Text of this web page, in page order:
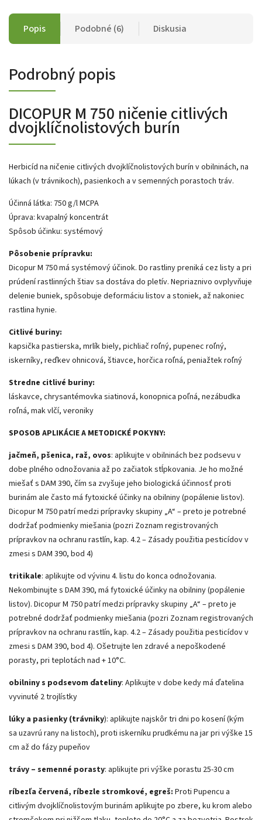
Popis Podobné (6) Diskusia
Podrobný popis
DICOPUR M 750 ničenie citlivých
dvojklíčnolistových burín
Herbicíd na ničenie citlivých dvojklíčnolistových burín v obilninách, na
lúkach (v trávnikoch), pasienkoch a v semenných porastoch tráv.
Účinná látka: 750 g/l MCPA
Úprava: kvapalný koncentrát
Spôsob účinku: systémový
Pôsobenie prípravku:
Dicopur M 750 má systémový účinok. Do rastliny preniká cez listy a pri
prúdení rastlinných štiav sa dostáva do pletív. Nepriaznivo ovplyvňuje
delenie buniek, spôsobuje deformáciu listov a stoniek, až nakoniec
rastlina hynie.
Citlivé buriny:
kapsička pastierska, mrlík biely, pichliač roľný, pupenec roľný,
iskerníky, reďkev ohnicová, štiavce, horčica roľná, peniažtek roľný
Stredne citlivé buriny:
láskavce, chrysantémovka siatinová, konopnica poľná, nezábudka
roľná, mak vlčí, veroniky
SPOSOB APLIKÁCIE A METODICKÉ POKYNY:
jačmeň, pšenica, raž, ovos: aplikujte v obilninách bez podsevu v
dobe plného odnožovania až po začiatok stĺpkovania. Je ho možné
miešať s DAM 390, čím sa zvyšuje jeho biologická účinnosť proti
burinám ale často má fytoxické účinky na obilniny (popálenie listov).
Dicopur M 750 patrí medzi prípravky skupiny „A“ – preto je potrebné
dodržať podmienky miešania (pozri Zoznam registrovaných
prípravkov na ochranu rastlín, kap. 4.2 – Zásady použitia pesticídov v
zmesi s DAM 390, bod 4)
tritikale: aplikujte od vývinu 4. listu do konca odnožovania.
Nekombinujte s DAM 390, má fytoxické účinky na obilniny (popálenie
listov). Dicopur M 750 patrí medzi prípravky skupiny „A“ – preto je
potrebné dodržať podmienky miešania (pozri Zoznam registrovaných
prípravkov na ochranu rastlín, kap. 4.2 – Zásady použitia pesticídov v
zmesi s DAM 390, bod 4). Ošetrujte len zdravé a nepoškodené
porasty, pri teplotách nad + 10°C.
obilniny s podsevom ďateliny: Aplikujte v dobe kedy má ďatelina
vyvinuté 2 trojlístky
lúky a pasienky (trávniky): aplikujte najskôr tri dni po kosení (kým
sa uzavrú rany na listoch), proti iskerníku prudkému na jar pri výške 15
cm až do fázy pupeňov
trávy – semenné porasty: aplikujte pri výške porastu 25-30 cm
ríbezľa červená, ríbezle stromkové, egreš: Proti Pupencu a
citlivým dvojklíčnolistovým burinám aplikujte po zbere, ku krom alebo